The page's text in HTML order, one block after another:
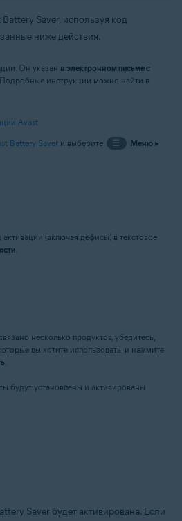
Saver, используя код
ниже действия.
Он указан в электронном письме с
инструкции можно найти в
Avast
Battery Saver и выберите ☰ Меню▸
активации (включая дефисы) в текстовое
.
несколько продуктов, убедитесь,
вы хотите использовать, и нажмите
будут установлены и активированы
Saver будет активирована. Если